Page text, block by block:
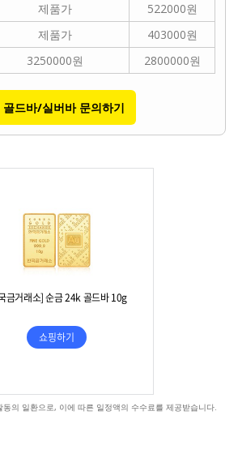
제품가
522000원
제품가
403000원
3250000원 2800000원
골드바/실버바 문의하기
의 일환으로, 이에 따른 일정액의 수수료를 제공받습니다.